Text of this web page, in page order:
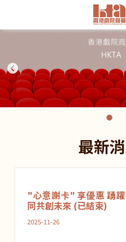
最新
"心意謝卡" 享優惠 踴
同共創未來 (已結束)
2025-11-26